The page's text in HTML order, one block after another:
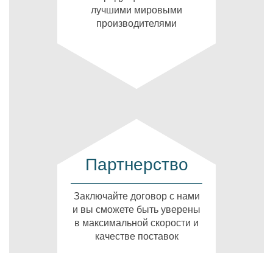
лучшими мировыми
производителями
Партнерство
Заключайте договор с нами
и вы сможете быть уверены
в максимальной скорости и
качестве поставок